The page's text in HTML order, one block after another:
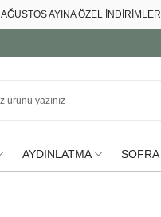
AĞUSTOS AYINA ÖZEL İNDİRİMLER
AYDINLATMA